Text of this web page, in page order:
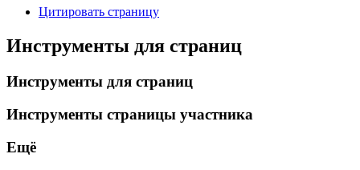
Цитировать страницу
Инструменты для страниц
Инструменты для страниц
Инструменты страницы участника
Ещё